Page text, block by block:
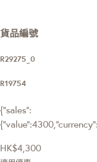
貨品編號
R29275_0
R19754
{"sales":
HK$4,300